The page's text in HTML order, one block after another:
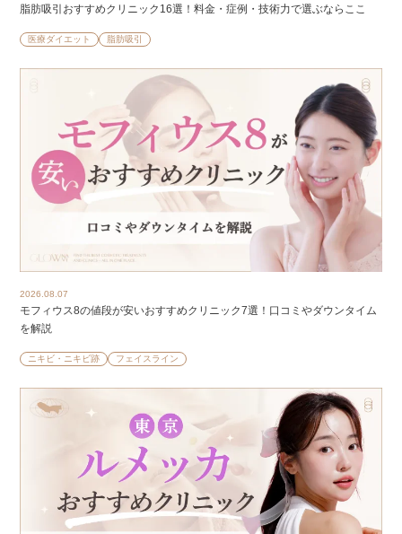
脂肪吸引おすすめクリニック16選！料金・症例・技術力で選ぶならここ
医療ダイエット 脂肪吸引
2026.08.07
モフィウス8の値段が安いおすすめクリニック7選！口コミやダウンタイム
を解説
ニキビ・ニキビ跡 フェイスライン